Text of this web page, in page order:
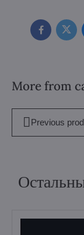
Facebook
More from
Previous